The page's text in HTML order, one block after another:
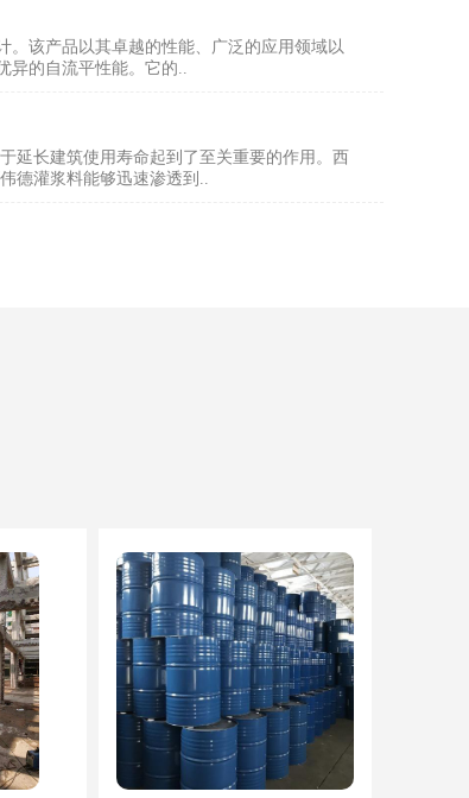
。该产品以其卓越的性能、广泛的应用领域以
异的自流平性能。它的..
延长建筑使用寿命起到了至关重要的作用。西
德灌浆料能够迅速渗透到..